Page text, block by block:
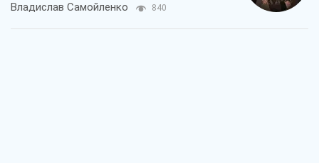
Владислав Самойленко 840